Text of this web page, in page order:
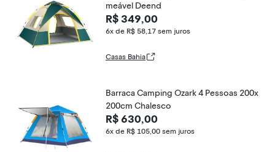
meável Deend
R$ 349,00
6x de R$ 58,17 sem juros
Casas Bahia
Barraca Camping Ozark 4 Pessoas 200x
200cm Chalesco
R$ 630,00
6x de R$ 105,00 sem juros